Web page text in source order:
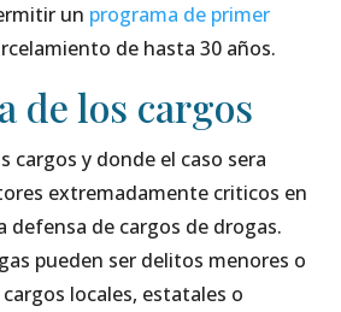
un programa de primer
de hasta 30 años.
de los cargos
cargos y donde el caso sera
extremadamente criticos en
defensa de cargos de drogas.
pueden ser delitos menores o
locales, estatales o